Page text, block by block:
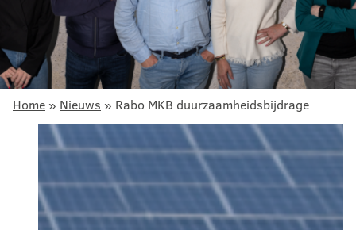
Home » Nieuws » Rabo MKB duurzaamheidsbijdrage